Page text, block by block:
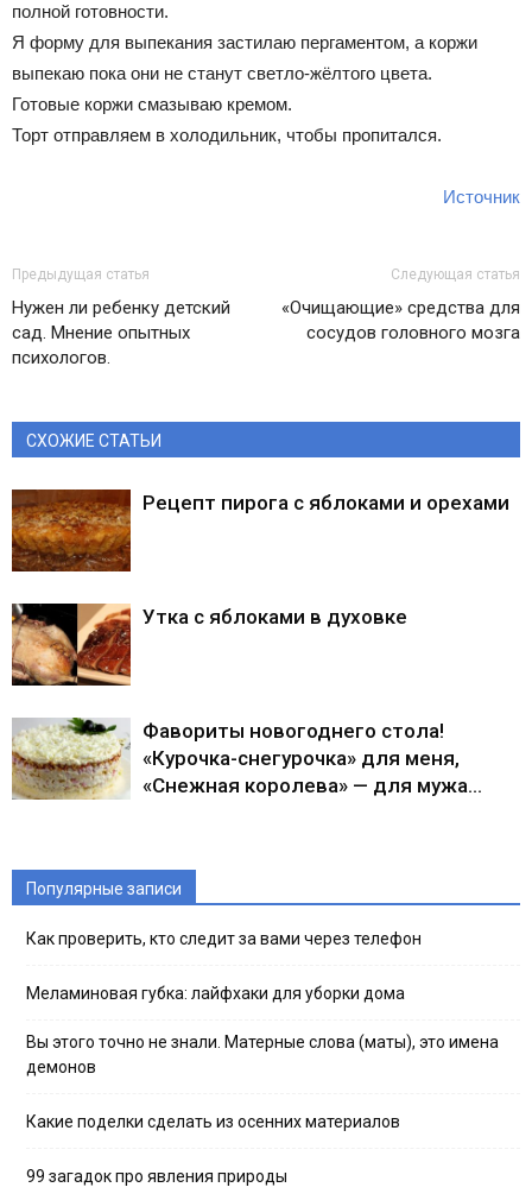
полной готовности.
Я форму для выпекания застилаю пергаментом, а коржи
выпекаю пока они не станут светло-жёлтого цвета.
Готовые коржи смазываю кремом.
Торт отправляем в холодильник, чтобы пропитался.
Источник
Предыдущая статья
Нужен ли ребенку детский
сад. Мнение опытных
психологов.
Следующая статья
«Очищающие» средства для
сосудов головного мозга
СХОЖИЕ СТАТЬИ
Рецепт пирога с яблоками и орехами
Утка с яблоками в духовке
Фавориты новогоднего стола!
«Курочка-снегурочка» для меня,
«Снежная королева» — для мужа…
Популярные записи
Как проверить, кто следит за вами через телефон
Меламиновая губка: лайфхаки для уборки дома
Вы этого точно не знали. Матерные слова (маты), это имена
демонов
Какие поделки сделать из осенних материалов
99 загадок про явления природы